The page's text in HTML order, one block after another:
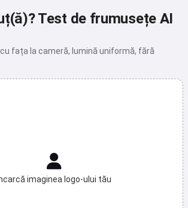
Test de frumusețe AI
fața la cameră, lumină uniformă, fără
imaginea logo-ului tău